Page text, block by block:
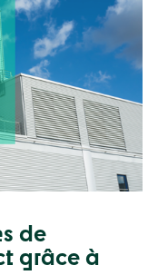
de
grâce à